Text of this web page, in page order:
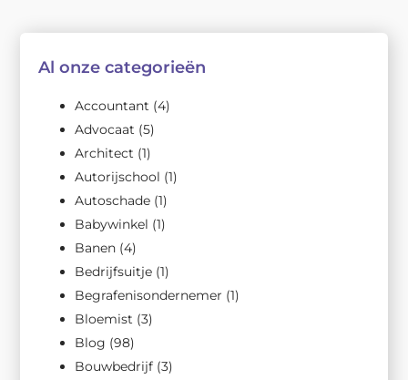
Al onze categorieën
Accountant (4)
Advocaat (5)
Architect (1)
Autorijschool (1)
Autoschade (1)
Babywinkel (1)
Banen (4)
Bedrijfsuitje (1)
Begrafenisondernemer (1)
Bloemist (3)
Blog (98)
Bouwbedrijf (3)